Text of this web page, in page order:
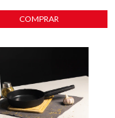
COMPRAR